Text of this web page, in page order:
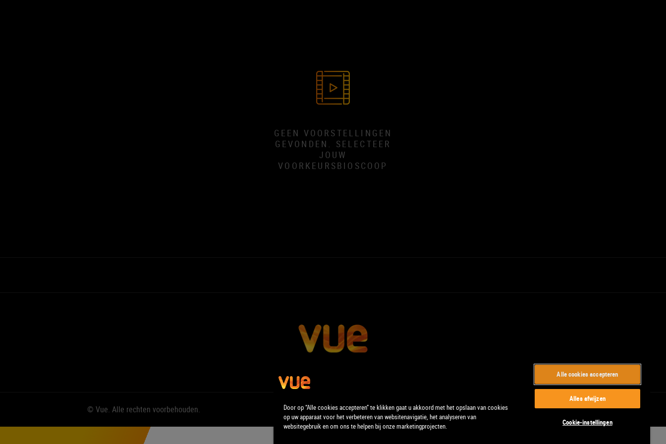
GEEN VOORSTELLINGEN
GEVONDEN. SELECTEER
JOUW
VOORKEURSBIOSCOOP
© Vue. Alle rechten voorbehouden.
Door op “Alle cookies accepteren” te klikken gaat u akkoord met het opslaan van cookies
op uw apparaat voor het verbeteren van websitenavigatie, het analyseren van
websitegebruik en om ons te helpen bij onze marketingprojecten.
Alle cookies accepteren
Alles afwijzen
Cookie-instellingen